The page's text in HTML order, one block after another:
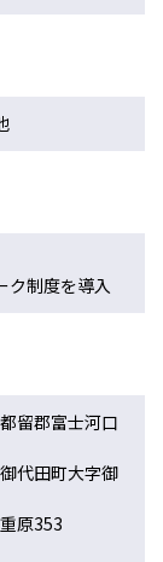
ク制度を導入
留郡富士河口
代田町大字御
原353